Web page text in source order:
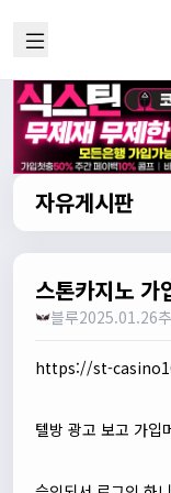
자유게시판
스톤카지노 가
블루2025.01.26
https://st-
텔방 광고 보고 가